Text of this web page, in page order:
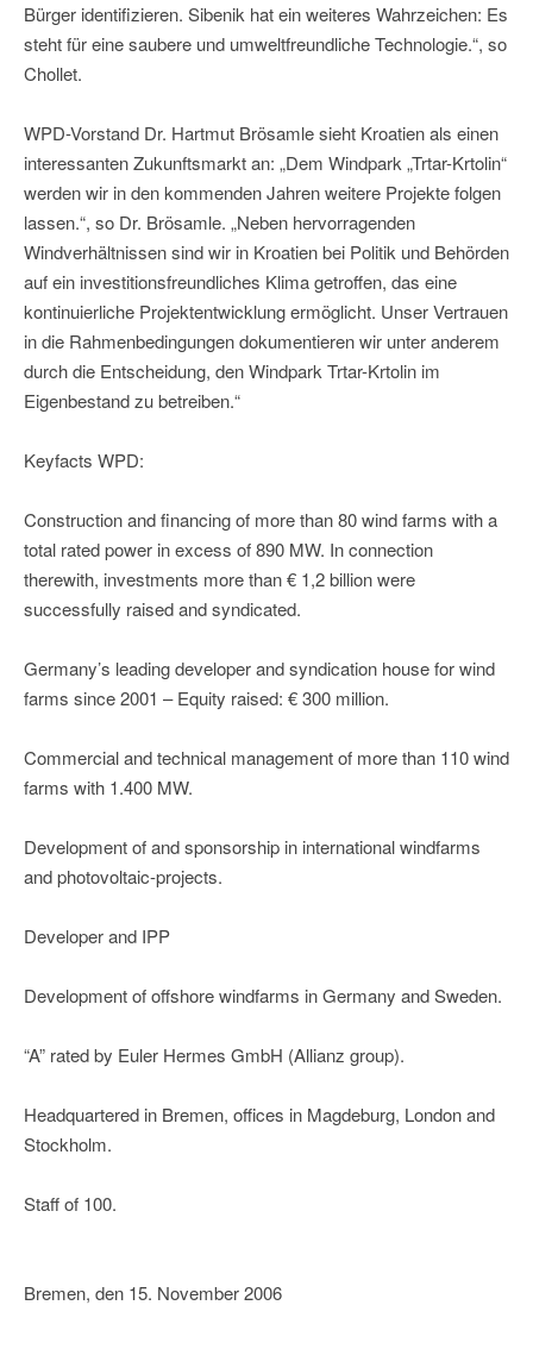
Bürger identifizieren. Sibenik hat ein weiteres Wahrzeichen: Es
steht für eine saubere und umweltfreundliche Technologie.“, so
Chollet.
WPD-Vorstand Dr. Hartmut Brösamle sieht Kroatien als einen
interessanten Zukunftsmarkt an: „Dem Windpark „Trtar-Krtolin“
werden wir in den kommenden Jahren weitere Projekte folgen
lassen.“, so Dr. Brösamle. „Neben hervorragenden
Windverhältnissen sind wir in Kroatien bei Politik und Behörden
auf ein investitionsfreundliches Klima getroffen, das eine
kontinuierliche Projektentwicklung ermöglicht. Unser Vertrauen
in die Rahmenbedingungen dokumentieren wir unter anderem
durch die Entscheidung, den Windpark Trtar-Krtolin im
Eigenbestand zu betreiben.“
Keyfacts WPD:
Construction and financing of more than 80 wind farms with a
total rated power in excess of 890 MW. In connection
therewith, investments more than € 1,2 billion were
successfully raised and syndicated.
Germany’s leading developer and syndication house for wind
farms since 2001 – Equity raised: € 300 million.
Commercial and technical management of more than 110 wind
farms with 1.400 MW.
Development of and sponsorship in international windfarms
and photovoltaic-projects.
Developer and IPP
Development of offshore windfarms in Germany and Sweden.
“A” rated by Euler Hermes GmbH (Allianz group).
Headquartered in Bremen, offices in Magdeburg, London and
Stockholm.
Staff of 100.
Bremen, den 15. November 2006